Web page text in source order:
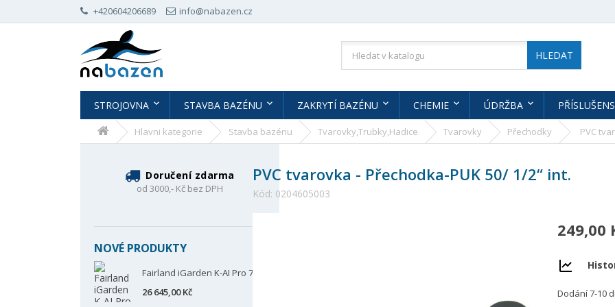
+420604206689 info@nabazen.cz
HLEDAT
STROJOVNA STAVBA BAZÉNU ZAKRYTÍ BAZÉNU CHEMIE ÚDRŽBA
Hlavni kategorie Stavba bazénu Tvarovky,Trubky,Hadice Tvarovky Přechodky PVC
Doručení zdarma
od 3000,- Kč bez DPH
NOVÉ PRODUKTY
Fairland iGarden K-AI Pro 70
26 645,00 Kč
PVC tvarovka - Přechodka-PUK 50/ 1/2“ int.
Kód: 0204605003
249,00
Dodání 7-10